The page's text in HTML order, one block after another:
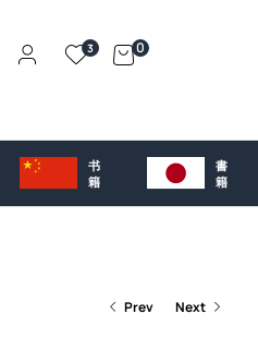
3 0
书
籍
書
籍
Prev Next